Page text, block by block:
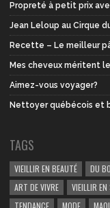
Propreté à petit prix
Jean Leloup au Cirque
Recette – Le meilleur
Mes cheveux méritent
Aimez-vous voyager?
Nettoyer québécois et
TAGS
VIEILLIR EN BEAUTÉ DU
ART DE VIVRE
VIEILLIR